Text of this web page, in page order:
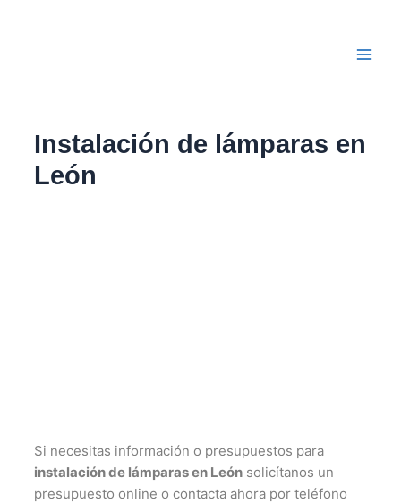
Instalación de lámparas en
León
Si necesitas información o presupuestos para
instalación de lámparas en Leónsolicítanos un
presupuesto online o contacta ahora por teléfono